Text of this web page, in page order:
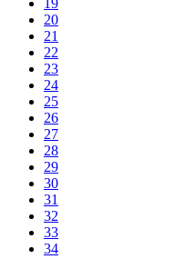
20
21
22
23
24
25
26
27
28
29
30
31
32
33
34